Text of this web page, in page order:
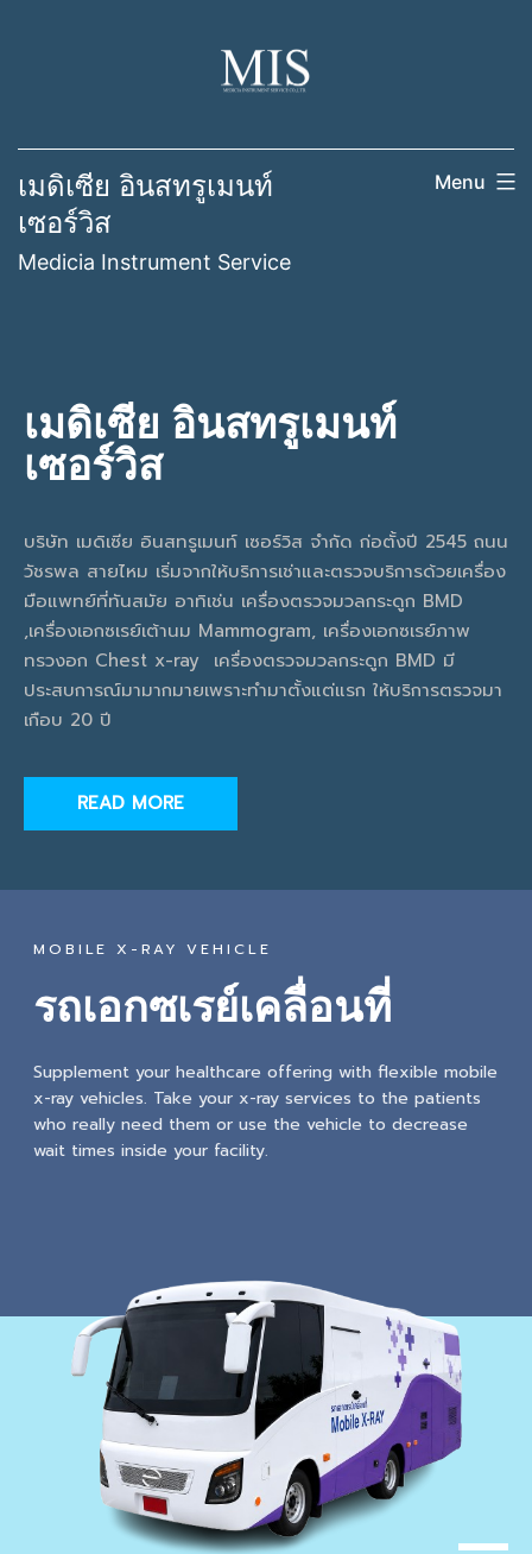
เมดิเซีย อินสทรูเมนท์
เซอร์วิส
Medicia Instrument Service
Menu
เมดิเซีย อินสทรูเมนท์
เซอร์วิส
บริษัท เมดิเซีย อินสทรูเมนท์ เซอร์วิส จำกัด ก่อตั้งปี 2545 ถนน
วัชรพล สายไหม เริ่มจากให้บริการเช่าและตรวจบริการด้วยเครื่อง
มือแพทย์ที่ทันสมัย อาทิเช่น เครื่องตรวจมวลกระดูก BMD
,เครื่องเอกซเรย์เต้านม Mammogram, เครื่องเอกซเรย์ภาพ
ทรวงอก Chest x-ray เครื่องตรวจมวลกระดูก BMD มี
ประสบการณ์มามากมายเพราะทำมาตั้งแต่แรก ให้บริการตรวจมา
เกือบ 20 ปี
READ MORE
MOBILE X-RAY VEHICLE
รถเอกซเรย์เคลื่อนที่
Supplement your healthcare offering with flexible mobile
x-ray vehicles. Take your x-ray services to the patients
who really need them or use the vehicle to decrease
wait times inside your facility.